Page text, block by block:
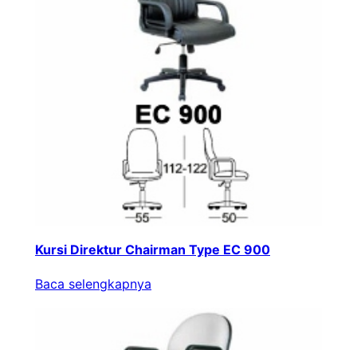
Kursi Direktur Chairman Type EC 900
Baca selengkapnya